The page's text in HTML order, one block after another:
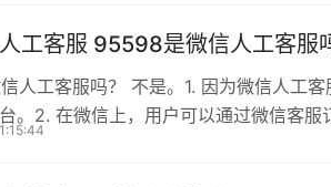
工客服 95598是微信人工客服
人工客服吗？ 不是。1. 因为微信人工
。2. 在微信上，用户可以通过微信客服